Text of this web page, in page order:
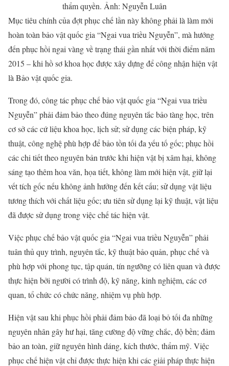
thẩm quyền. Ảnh: Nguyễn Luân
Mục tiêu chính của đợt phục chế lần này không phải là làm mới
hoàn toàn bảo vật quốc gia “Ngai vua triều Nguyễn”, mà hướng
đến phục hồi ngai vàng về trạng thái gần nhất với thời điểm năm
2015 – khi hồ sơ khoa học được xây dựng để công nhận hiện vật
là Bảo vật quốc gia.
Trong đó, công tác phục chế bảo vật quốc gia “Ngai vua triều
Nguyễn” phải đảm bảo theo đúng nguyên tắc bảo tàng học, trên
cơ sở các cứ liệu khoa học, lịch sử; sử dụng các biện pháp, kỹ
thuật, công nghệ phù hợp để bảo tồn tối đa yếu tố gốc; phục hồi
các chi tiết theo nguyên bản trước khi hiện vật bị xâm hại, không
sáng tạo thêm hoa văn, họa tiết, không làm mới hiện vật, giữ lại
vết tích gốc nếu không ảnh hưởng đến kết cấu; sử dụng vật liệu
tương thích với chất liệu gốc; ưu tiên sử dụng lại kỹ thuật, vật liệu
đã được sử dụng trong việc chế tác hiện vật.
Việc phục chế bảo vật quốc gia “Ngai vua triều Nguyễn” phải
tuân thủ quy trình, nguyên tắc, kỹ thuật bảo quản, phục chế và
phù hợp với phong tục, tập quán, tín ngưỡng có liên quan và được
thực hiện bởi người có trình độ, kỹ năng, kinh nghiệm, các cơ
quan, tổ chức có chức năng, nhiệm vụ phù hợp.
Hiện vật sau khi phục hồi phải đảm bảo đã loại bỏ tối đa những
nguyên nhân gây hư hại, tăng cường độ vững chắc, độ bền; đảm
bảo an toàn, giữ nguyên hình dáng, kích thước, thẩm mỹ. Việc
phục chế hiện vật chỉ được thực hiện khi các giải pháp thực hiện